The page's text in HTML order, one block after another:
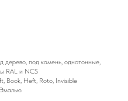
дерево, под камень, однотонные,
RAL и NCS
Book, Heft, Roto, Invisible